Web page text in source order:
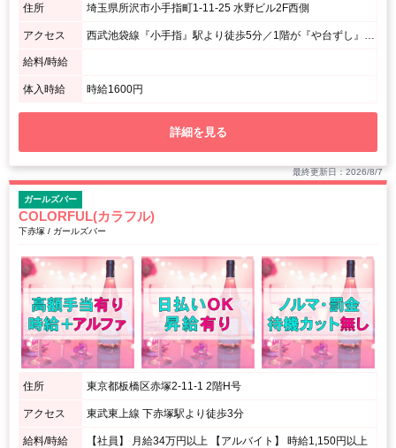
住所 埼玉県所沢市小手指町1-11-25 水野ビル2F西側
アクセス 西武池袋線『小手指』駅より徒歩5分／1階が『や台ずし』のビルの2Fです。
給料/時給
体入時給 時給1600円
詳細を見る
最終更新日：2026/8/7
ガールズバー
COLORFUL(カラフル)
下赤塚 / ガールズバー
住所 東京都板橋区赤塚2-11-1 2階H号
アクセス 東武東上線 下赤塚駅より徒歩3分
給料/時給 【社員】 月給34万円以上 【アルバイト】 時給1,150円以上